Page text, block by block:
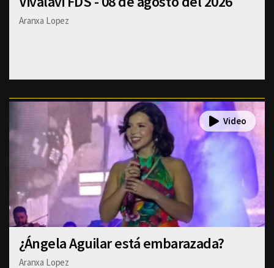
Aranxa Lopez
¿Ángela Aguilar está embarazada?
Aranxa Lopez